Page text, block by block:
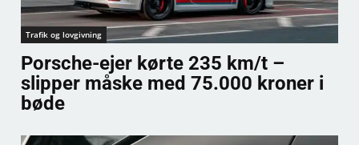
Trafik og lovgivning
Porsche-ejer kørte 235 km/t –
slipper måske med 75.000 kroner i
bøde